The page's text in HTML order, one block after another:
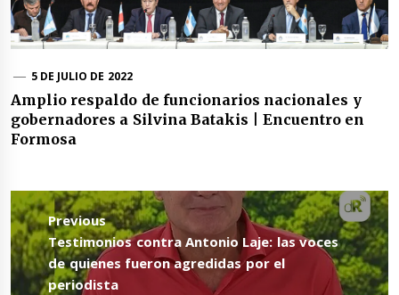
5 DE JULIO DE 2022
Amplio respaldo de funcionarios nacionales y
gobernadores a Silvina Batakis | Encuentro en
Formosa
Navegación
de
entradas
Previous
Previous
post:
Testimonios contra Antonio Laje: las voces
de quienes fueron agredidas por el
periodista